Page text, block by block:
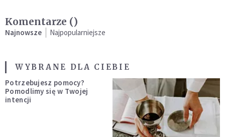
Komentarze ()
Najnowsze Najpopularniejsze
WYBRANE DLA CIEBIE
Potrzebujesz pomocy?
Pomodlimy się w Twojej
intencji